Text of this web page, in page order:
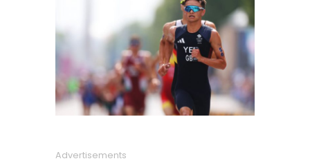
Advertisements